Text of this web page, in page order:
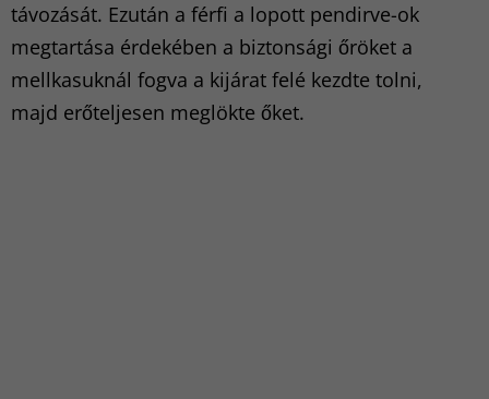
távozását. Ezután a férfi a lopott pendirve-ok
megtartása érdekében a biztonsági őröket a
mellkasuknál fogva a kijárat felé kezdte tolni,
majd erőteljesen meglökte őket.